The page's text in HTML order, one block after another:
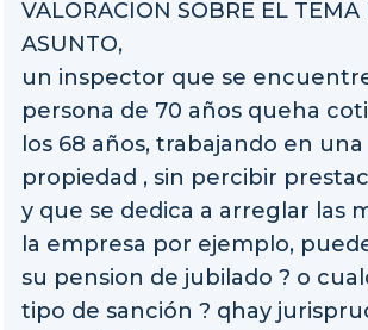
VALORACION SOBRE EL TEMA
ASUNTO,
un inspector que se
persona de 70 años queha
los 68 años, trabajando en
propiedad , sin percibir
y que se dedica a arreglar las
la empresa por ejemplo,
su pension de jubilado ? o
tipo de sanción ? qhay